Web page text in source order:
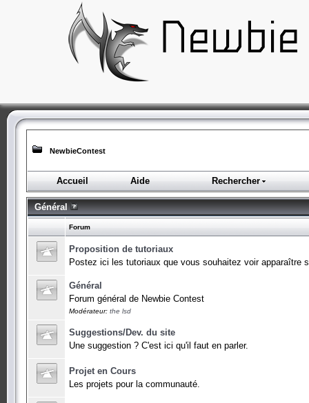
NewbieContest
Accueil Aide Rechercher
Général
Forum
Proposition de tutoriaux
Postez ici les tutoriaux que vous souhaitez voir apparaître
Général
Forum général de Newbie Contest
Modérateur: the lsd
Suggestions/Dev. du site
Une suggestion ? C'est ici qu'il faut en parler.
Projet en Cours
Les projets pour la communauté.